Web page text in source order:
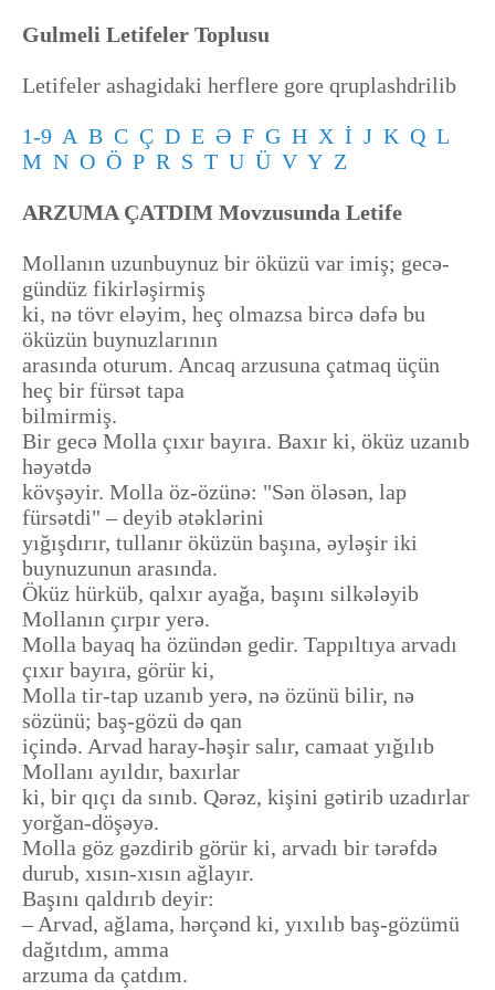
Gulmeli Letifeler Toplusu
Letifeler ashagidaki herflere gore qruplashdrilib
1-9 A B C Ç D E Ə F G H X İ J K Q L
M N O Ö P R S T U Ü V Y Z
ARZUMA ÇATDIM Movzusunda Letife
Mollanın uzunbuynuz bir öküzü var imiş; gecə-
gündüz fikirləşirmiş
ki, nə tövr eləyim, heç olmazsa bircə dəfə bu
öküzün buynuzlarının
arasında oturum. Ancaq arzusuna çatmaq üçün
heç bir fürsət tapa
bilmirmiş.
Bir gecə Molla çıxır bayıra. Baxır ki, öküz uzanıb
həyətdə
kövşəyir. Molla öz-özünə: "Sən öləsən, lap
fürsətdi" – deyib ətəklərini
yığışdırır, tullanır öküzün başına, əyləşir iki
buynuzunun arasında.
Öküz hürküb, qalxır ayağa, başını silkələyib
Mollanın çırpır yerə.
Molla bayaq ha özündən gedir. Tappıltıya arvadı
çıxır bayıra, görür ki,
Molla tir-tap uzanıb yerə, nə özünü bilir, nə
sözünü; baş-gözü də qan
içində. Arvad haray-həşir salır, camaat yığılıb
Mollanı ayıldır, baxırlar
ki, bir qıçı da sınıb. Qərəz, kişini gətirib uzadırlar
yorğan-döşəyə.
Molla göz gəzdirib görür ki, arvadı bir tərəfdə
durub, xısın-xısın ağlayır.
Başını qaldırıb deyir:
– Arvad, ağlama, hərçənd ki, yıxılıb baş-gözümü
dağıtdım, amma
arzuma da çatdım.